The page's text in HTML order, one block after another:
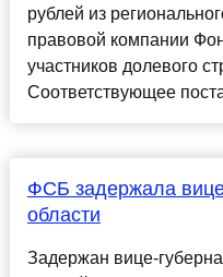
рублей из
правовой компании
участников долевого
Соответствующее
ФСБ задержала
области
Задержан вице-